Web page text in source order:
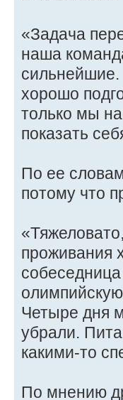
«Задача
наша
сильнейшие.
хорошо
только мы
показать
По ее
потому что
проживания
Четыре дня
убрали.
какими-то
По мнению